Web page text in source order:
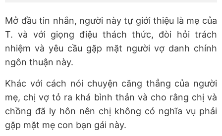
Mở đầu tin nhắn, người này tự giới thiệu là mẹ của
T. và với giọng điệu thách thức, đòi hỏi trách
nhiệm và yêu cầu gặp mặt người vợ danh chính
ngôn thuận này.
Khác với cách nói chuyện căng thẳng của người
mẹ, chị vợ tỏ ra khá bình thản và cho rằng chị và
chồng đã ly hôn nên chị không có nghĩa vụ phải
gặp mặt mẹ con bạn gái này.